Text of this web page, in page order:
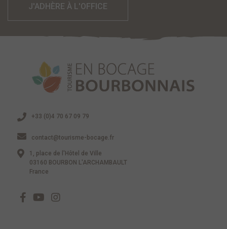
J'ADHÈRE À L'OFFICE
+33 (0)4 70 67 09 79
contact@tourisme-bocage.fr
1, place de l'Hôtel de Ville
03160 BOURBON L'ARCHAMBAULT
France